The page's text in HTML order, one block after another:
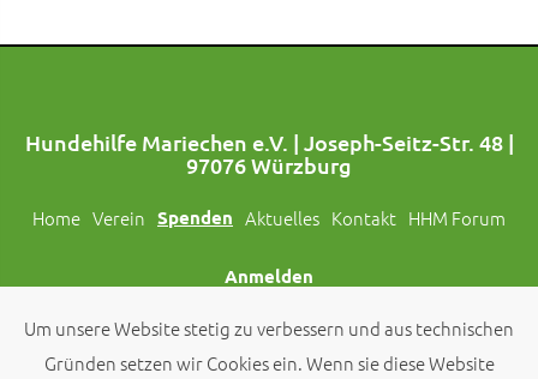
Hundehilfe Mariechen e.V. | Joseph-Seitz-Str. 48 |
97076 Würzburg
Home Verein Spenden Aktuelles Kontakt HHM Forum
Anmelden
Folgt uns auch auf Social Media!
Um unsere Website stetig zu verbessern und aus technischen
Gründen setzen wir Cookies ein. Wenn sie diese Website